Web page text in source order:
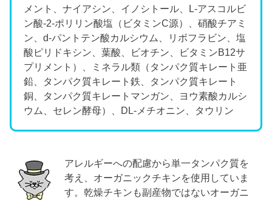
メント、ナイアシン、イノシトール、L-アスコルビ
ン酸-2-ポリリン酸塩（ビタミンC源）、硝酸チアミ
ン、d-パントテン酸カルシウム、リボフラビン、塩
酸ピリドキシン、葉酸、ビオチン、ビタミンB12サ
プリメント）、ミネラル類（タンパク質キレート亜
鉛、タンパク質キレート鉄、タンパク質キレート
銅、タンパク質キレートマンガン、ヨウ素酸カルシ
ウム、セレン酵母）、DL-メチオニン、タウリン
アレルギーへの配慮から単一タンパク質を
考え、オーガニックチキンを使用していま
す。乾燥チキンも副産物ではないオーガニ